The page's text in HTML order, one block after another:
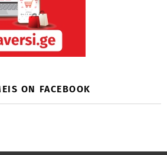
ON FACEBOOK